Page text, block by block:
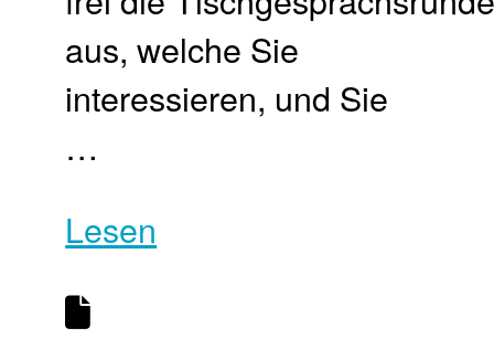
aus, welche Sie
interessieren, und Sie
…
Lesen